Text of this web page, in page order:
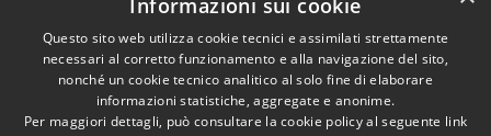
EUROPEI - Programma
Operativo FESR Sicilia
2014 - 2020 Agenda
Urbana ITI "Palermo -
Informazioni sui cookie
Questo sito web utilizza cookie tecnici e assimilati strettamente
necessari al corretto funzionamento e alla navigazione del sito,
nonché un cookie tecnico analitico al solo fine di elaborare
informazioni statistiche, aggregate e anonime.
Per maggiori dettagli, può consultare la cookie policy al seguente link